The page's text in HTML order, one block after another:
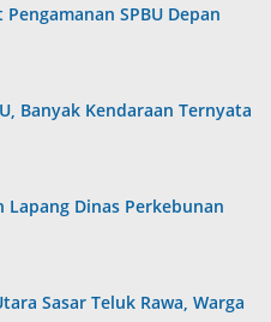
SPBU Depan
Banyak Kendaraan Ternyata
Lapang Dinas Perkebunan
Sasar Teluk Rawa, Warga